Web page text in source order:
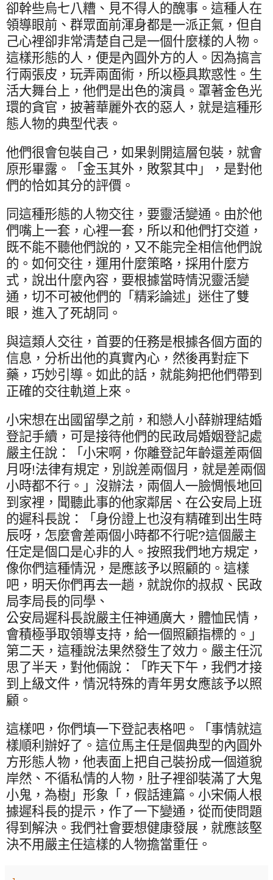
卻幹些烏七八糟、見不得人的醜事。這種人在
領導眼前、群眾面前渾身都是一派正氣，但自
己心裡卻非常清楚自己是一個什麼樣的人物。
這樣形態的人，便是內圓外方的人。因為搞言
行兩張皮，玩弄兩面術，所以極具欺惑性。生
活大舞台上，他們是出色的演員。罩著金色光
環的貪官，披著華麗外衣的惡人，就是這種形
態人物的典型代表。
他們很會包裝自己，如果剝開這層包裝，就會
原形畢露。「金玉其外，敗絮其中」，是對他
們的恰如其分的評價。
同這種形態的人物交往，要靈活變通。由於他
們嘴上一套，心裡一套，所以和他們打交道，
既不能不聽他們說的，又不能完全相信他們說
的。如何交往，運用什麼策略，採用什麼方
式，說出什麼內容，要根據當時情況靈活變
通，切不可被他們的「精彩論述」迷住了雙
眼，進入了死胡同。
與這類人交往，首要的任務是根據各個方面的
信息，分析出他的真實內心，然後再對症下
藥，巧妙引導。如此的話，就能夠把他們帶到
正確的交往軌道上來。
小宋想在出國留學之前，和戀人小薛辦理結婚
登記手續，可是接待他們的民政局婚姻登記處
嚴主任說：「小宋啊，你離登記年齡還差兩個
月呀!法律有規定，別說差兩個月，就是差兩個
小時都不行。」沒辦法，兩個人一臉惆悵地回
到家裡，聞聽此事的他家鄰居、在公安局上班
的遲科長說：「身份證上也沒有精確到出生時
辰呀，怎麼會差兩個小時都不行呢?這個嚴主
任定是個口是心非的人。按照我們地方規定，
像你們這種情況，是應該予以照顧的。這樣
吧，明天你們再去一趟，就說你的叔叔、民政
局李局長的同學、
公安局遲科長說嚴主任神通廣大，體恤民情，
會積極爭取領導支持，給一個照顧指標的。」
第二天，這種說法果然發生了效力。嚴主任沉
思了半天，對他倆說：「昨天下午，我們才接
到上級文件，情況特殊的青年男女應該予以照
顧。
這樣吧，你們填一下登記表格吧。「事情就這
樣順利辦好了。這位馬主任是個典型的內圓外
方形態人物，他表面上把自己裝扮成一個道貌
岸然、不循私情的人物，肚子裡卻裝滿了大鬼
小鬼，為樹」形象「，假話連篇。小宋倆人根
據遲科長的提示，作了一下變通，從而使問題
得到解決。我們社會要想健康發展，就應該堅
決不用嚴主任這樣的人物擔當重任。